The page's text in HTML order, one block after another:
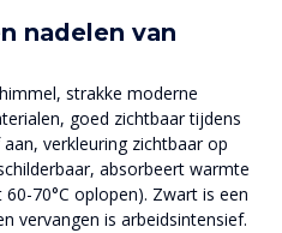
nadelen van
strakke moderne
goed zichtbaar tijdens
verkleuring zichtbaar op
absorbeert warmte
70°C oplopen). Zwart is een
vervangen is arbeidsintensief.